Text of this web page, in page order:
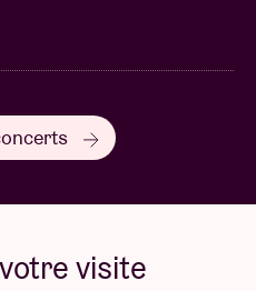
visite